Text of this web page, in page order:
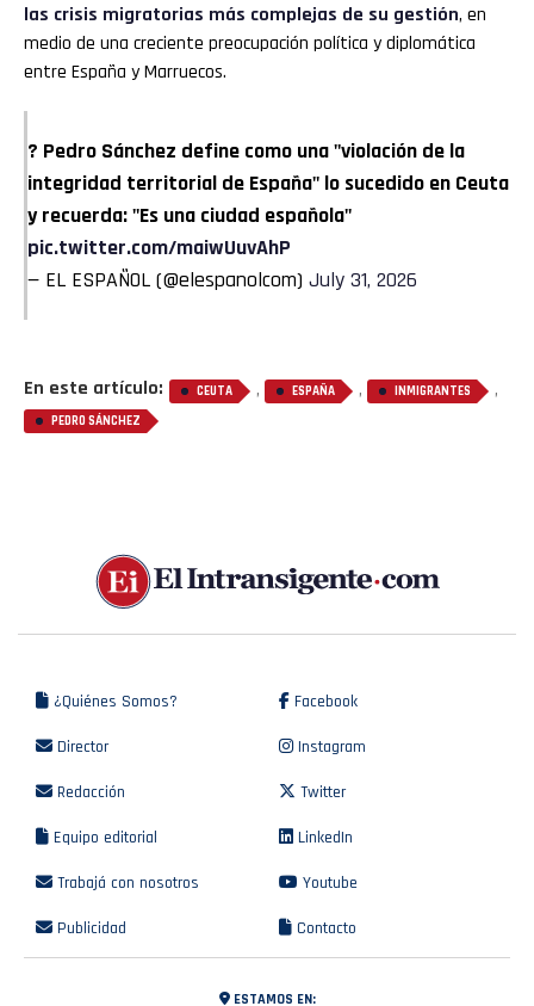
las crisis migratorias más complejas de su gestión, en
medio de una creciente preocupación política y diplomática
entre España y Marruecos.
? Pedro Sánchez define como una "violación de la
integridad territorial de España" lo sucedido en Ceuta
y recuerda: "Es una ciudad española"
pic.twitter.com/maiwUuvAhP
— EL ESPAÑOL (@elespanolcom) July 31, 2026
En este artículo: CEUTA , ESPAÑA , INMIGRANTES ,
PEDRO SÁNCHEZ
¿Quiénes Somos?
Director
Redacción
Equipo editorial
Trabajá con nosotros
Publicidad
Facebook
Instagram
Twitter
LinkedIn
Youtube
Contacto
ESTAMOS EN: